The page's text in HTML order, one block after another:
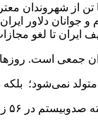
از شهروندان
و جوانان
تا لغو
جمعی است.
نمی‌شود؛